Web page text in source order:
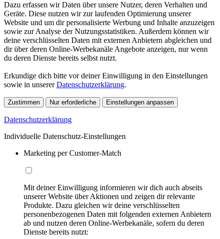
Dazu erfassen wir Daten über unsere Nutzer, deren Verhalten und
Geräte. Diese nutzen wir zur laufenden Optimierung unserer
Website und um dir personalisierte Werbung und Inhalte anzuzeigen
sowie zur Analyse der Nutzungsstatistiken. Außerdem können wir
deine verschlüsselten Daten mit externen Anbietern abgleichen und
dir über deren Online-Werbekanäle Angebote anzeigen, nur wenn
du deren Dienste bereits selbst nutzt.
Erkundige dich bitte vor deiner Einwilligung in den Einstellungen
sowie in unsererDatenschutzerklärung.
Zustimmen Nur erforderliche Einstellungen anpassen
Datenschutzerklärung
Individuelle Datenschutz-Einstellungen
Marketing per Customer-Match
Mit deiner Einwilligung informieren wir dich auch abseits
unserer Website über Aktionen und zeigen dir relevante
Produkte. Dazu gleichen wir deine verschlüsselten
personenbezogenen Daten mit folgenden externen Anbietern
ab und nutzen deren Online-Werbekanäle, sofern du deren
Dienste bereits nutzt: